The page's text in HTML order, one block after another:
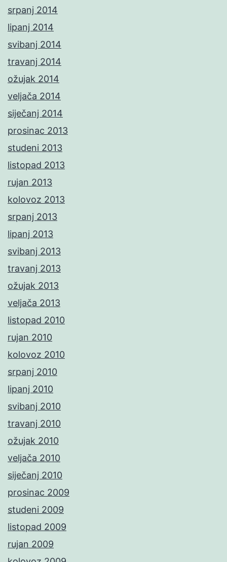
srpanj 2014
lipanj 2014
svibanj 2014
travanj 2014
ožujak 2014
veljača 2014
siječanj 2014
prosinac 2013
studeni 2013
listopad 2013
rujan 2013
kolovoz 2013
srpanj 2013
lipanj 2013
svibanj 2013
travanj 2013
ožujak 2013
veljača 2013
listopad 2010
rujan 2010
kolovoz 2010
srpanj 2010
lipanj 2010
svibanj 2010
travanj 2010
ožujak 2010
veljača 2010
siječanj 2010
prosinac 2009
studeni 2009
listopad 2009
rujan 2009